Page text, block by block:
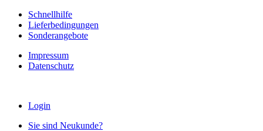
Schnellhilfe
Lieferbedingungen
Sonderangebote
Impressum
Datenschutz
Login
Sie sind Neukunde?